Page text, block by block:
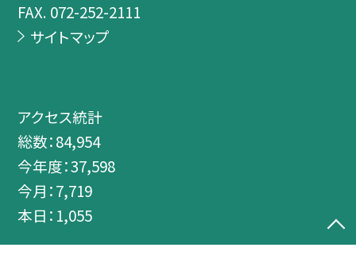
FAX. 072-252-2111
サイトマップ
アクセス統計
総数：84,954
今年度：37,598
今月：7,719
本日： 1,055